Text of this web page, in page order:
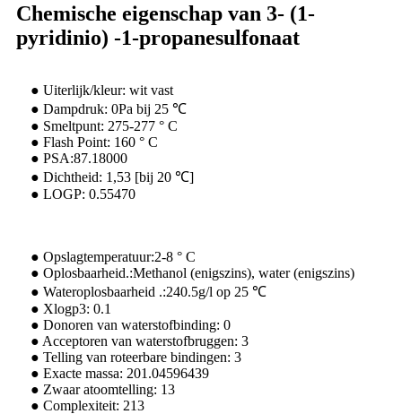
Chemische eigenschap van 3- (1-
pyridinio) -1-propanesulfonaat
● Uiterlijk/kleur: wit vast
● Dampdruk: 0Pa bij 25 ℃
● Smeltpunt: 275-277 ° C
● Flash Point: 160 ° C
● PSA:87.18000
● Dichtheid: 1,53 [bij 20 ℃]
● LOGP: 0.55470
● Opslagtemperatuur:2-8 ° C
● Oplosbaarheid.:Methanol (enigszins), water (enigszins)
● Wateroplosbaarheid .:240.5g/l op 25 ℃
● Xlogp3: 0.1
● Donoren van waterstofbinding: 0
● Acceptoren van waterstofbruggen: 3
● Telling van roteerbare bindingen: 3
● Exacte massa: 201.04596439
● Zwaar atoomtelling: 13
● Complexiteit: 213